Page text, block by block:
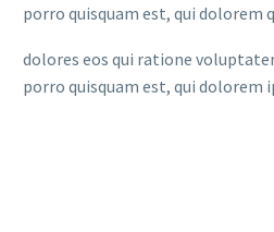
porro quisquam est, qui dolorem
dolores eos qui ratione
porro quisquam est, qui dolorem